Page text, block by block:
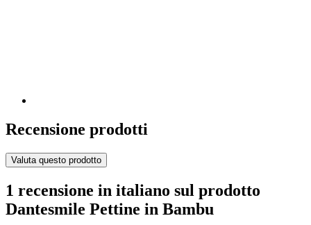
Recensione prodotti
Valuta questo prodotto
1 recensione in italiano sul prodotto
Dantesmile Pettine in Bambu